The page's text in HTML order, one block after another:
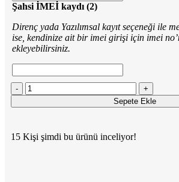
Şahsi İMEİ kaydı (2)
Direnç yada Yazılımsal kayıt seçeneği ile
ise, kendinize ait bir imei girişi için imei
ekleyebilirsiniz.
Sepete Ekle
15 Kişi şimdi bu ürünü inceliyor!